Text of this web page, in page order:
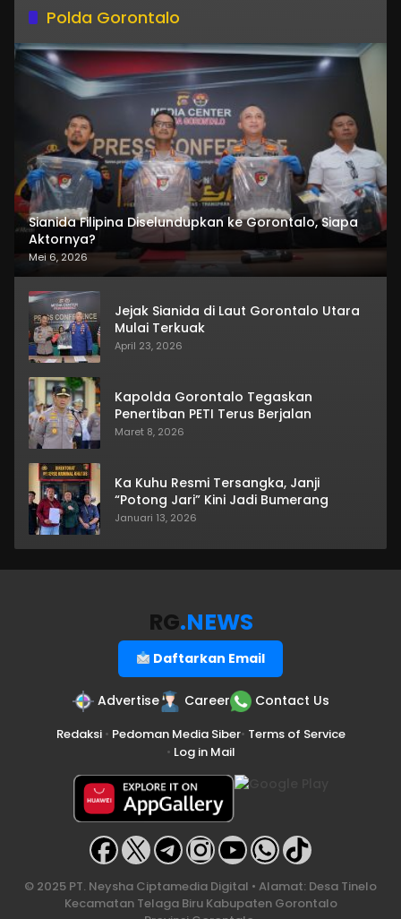
Polda Gorontalo
Sianida Filipina Diselundupkan ke Gorontalo, Siapa
Aktornya?
Mei 6, 2026
Jejak Sianida di Laut Gorontalo Utara
Mulai Terkuak
April 23, 2026
Kapolda Gorontalo Tegaskan
Penertiban PETI Terus Berjalan
Maret 8, 2026
Ka Kuhu Resmi Tersangka, Janji
“Potong Jari” Kini Jadi Bumerang
Januari 13, 2026
RG.NEWS
Daftarkan Email
Advertise Career Contact Us
Redaksi• Pedoman Media Siber• Terms of Service
• Log in Mail
© 2025 PT. Neysha Ciptamedia Digital • Alamat: Desa Tinelo
Kecamatan Telaga Biru Kabupaten Gorontalo